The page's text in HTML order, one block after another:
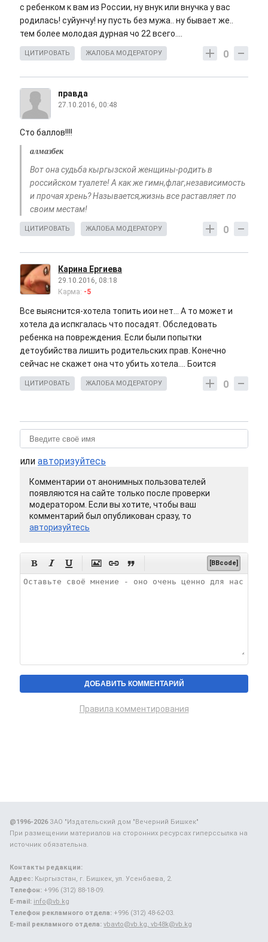
с ребенком к вам из России, ну внук или внучка у вас
родилась! суйунчу! ну пусть без мужа.. ну бывает же..
тем более молодая дурная чо 22 всего....
0
ЦИТИРОВАТЬ ЖАЛОБА МОДЕРАТОРУ
правда
27.10.2016, 00:48
Сто баллов!!!!
алмазбек
Вот она судьба кыргызской женщины-родить в
российском туалете! А как же гимн,флаг,независимость
и прочая хрень? Называется,жизнь все раставляет по
своим местам!
0
ЦИТИРОВАТЬ ЖАЛОБА МОДЕРАТОРУ
Карина Ергиева
29.10.2016, 08:18
Карма: -5
Все выяснится-хотела топить иои нет... А то может и
хотела да испкгалась что посадят. Обследовать
ребенка на повреждения. Если были попытки
детоубийства лишить родительских прав. Конечно
сейчас не скажет она что убить хотела.... Боится
0
ЦИТИРОВАТЬ ЖАЛОБА МОДЕРАТОРУ
или авторизуйтесь
Комментарии от анонимных пользователей
появляются на сайте только после проверки
модератором. Если вы хотите, чтобы ваш
комментарий был опубликован сразу, то
авторизуйтесь
      [BBcode]
Правила комментирования
@1996-2026ЗАО "Издательский дом "Вечерний Бишкек"
При размещении материалов на сторонних ресурсах гиперссылка на
источник обязательна.
Контакты редакции:
Адрес: Кыргызстан, г. Бишкек, ул. Усенбаева, 2.
Телефон: +996 (312) 88-18-09.
E-mail: info@vb.kg
Телефон рекламного отдела: +996 (312) 48-62-03.
E-mail рекламного отдела: vbavto@vb.kg, vb48k@vb.kg